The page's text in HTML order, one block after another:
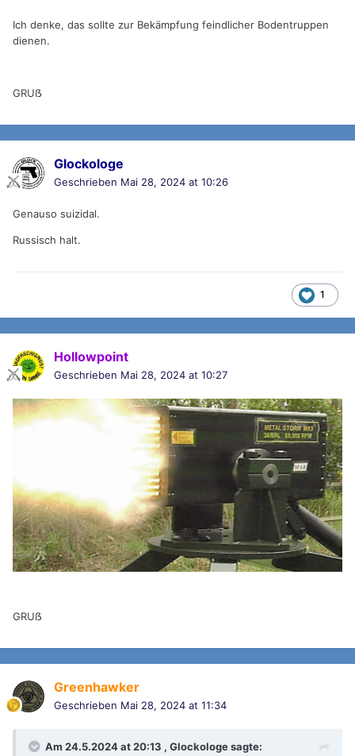
Ich denke, das sollte zur Bekämpfung feindlicher Bodentruppen
dienen.
GRUẞ
Glockologe
Geschrieben Mai 28, 2024 at 10:26
Genauso suizidal.
Russisch halt.
1
Hollowpoint
Geschrieben Mai 28, 2024 at 10:27
GRUẞ
Greenhawker
Geschrieben Mai 28, 2024 at 11:34
Am 24.5.2024 at 20:13 , Glockologesagte: